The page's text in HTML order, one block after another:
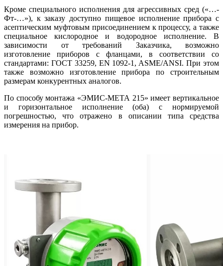
Кроме специального исполнения для агрессивных сред («…-
Фт-…»), к заказу доступно пищевое исполнение прибора с
асептическим муфтовым присоединением к процессу, а также
специальное кислородное и водородное исполнение. В
зависимости от требований Заказчика, возможно
изготовление приборов с фланцами, в соответствии со
стандартами: ГОСТ 33259, EN 1092-1, ASME/ANSI. При этом
также возможно изготовление прибора по строительным
размерам конкурентных аналогов.
По способу монтажа «ЭМИС-МЕТА 215» имеет вертикальное
и горизонтальное исполнение (оба) с нормируемой
погрешностью, что отражено в описании типа средства
измерения на прибор.